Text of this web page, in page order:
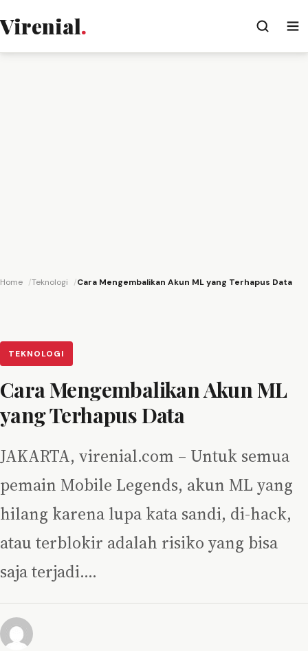
Virenial.
Home Teknologi Cara Mengembalikan Akun ML yang Terhapus Data
TEKNOLOGI
Cara Mengembalikan Akun ML
yang Terhapus Data
JAKARTA, virenial.com – Untuk semua
pemain Mobile Legends, akun ML yang
hilang karena lupa kata sandi, di-hack,
atau terblokir adalah risiko yang bisa
saja terjadi.…